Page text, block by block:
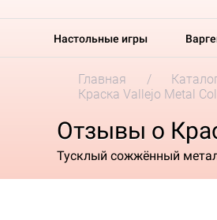
Настольные игры
Главная
Краска Vallejo Metal
Отзывы о
Тусклый сожжённый